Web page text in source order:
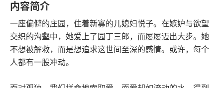
内容简介
一座偏僻的庄园，住着新寡的儿媳妇悦子。在嫉妒与欲望
交织的沟壑中，她爱上了园丁三郎，而屡屡迈出大步。她
不想被解救，而是想追求这世间至深的感情。或许，每个
人都有一股冲动。